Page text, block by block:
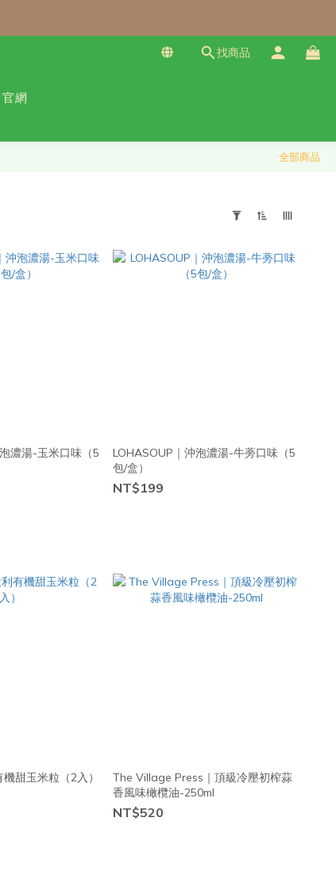
凍料理包通通享優惠！
找商品
網
全部商品
濃湯-玉米口味（5
LOHASOUP｜沖泡濃湯-牛蒡口味（5
包/盒）
NT$199
甜玉米粒（2入）
The Village Press｜頂級冷壓初榨蒜
香風味橄欖油-250ml
NT$520